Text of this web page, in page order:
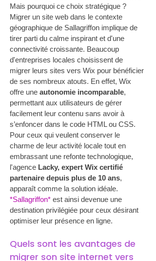
Mais pourquoi ce choix stratégique ?
Migrer un site web dans le contexte
géographique de Sallagriffon implique de
tirer parti du calme inspirant et d'une
connectivité croissante. Beaucoup
d'entreprises locales choisissent de
migrer leurs sites vers Wix pour bénéficier
de ses nombreux atouts. En effet, Wix
offre une autonomie incomparable,
permettant aux utilisateurs de gérer
facilement leur contenu sans avoir à
s’enfoncer dans le code HTML ou CSS.
Pour ceux qui veulent conserver le
charme de leur activité locale tout en
embrassant une refonte technologique,
l'agence Lacky, expert Wix certifié
partenaire depuis plus de 10 ans,
apparaît comme la solution idéale.
*Sallagriffon* est ainsi devenue une
destination privilégiée pour ceux désirant
optimiser leur présence en ligne.
Quels sont les avantages de
migrer son site internet vers